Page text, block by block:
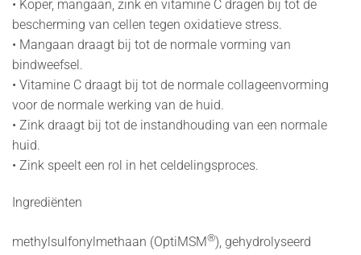
• Koper, mangaan, zink en vitamine C dragen bij tot de
bescherming van cellen tegen oxidatieve stress.
• Mangaan draagt bij tot de normale vorming van
bindweefsel.
• Vitamine C draagt bij tot de normale collageenvorming
voor de normale werking van de huid.
• Zink draagt bij tot de instandhouding van een normale
huid.
• Zink speelt een rol in het celdelingsproces.
Ingrediënten
methylsulfonylmethaan (OptiMSM®), gehydrolyseerd